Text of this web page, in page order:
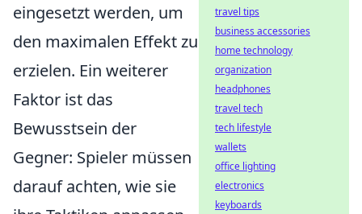
eingesetzt werden, um
den maximalen Effekt zu
erzielen. Ein weiterer
Faktor ist das
Bewusstsein der
Gegner: Spieler müssen
darauf achten, wie sie
travel tips
business accessories
home technology
organization
headphones
travel tech
tech lifestyle
wallets
office lighting
electronics
keyboards